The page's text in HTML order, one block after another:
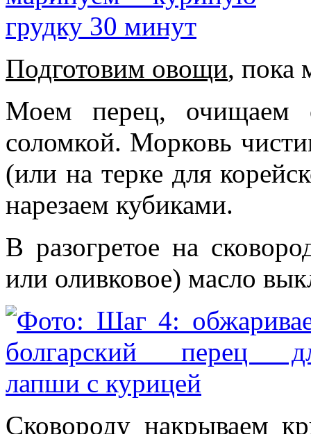
Подготовим овощи, пока
Моем перец, очищаем
соломкой. Морковь
(или на терке для
нарезаем кубиками.
В разогретое на
или оливковое) масло
Сковороду накрываем